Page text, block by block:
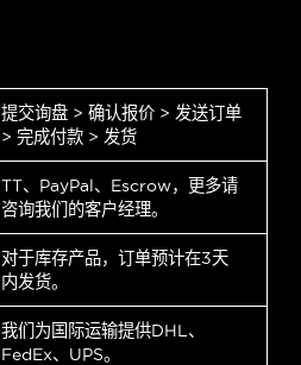
提交询盘 > 确认报价 > 发送订单
> 完成付款 > 发货
TT、PayPal、Escrow，更多请
咨询我们的客户经理。
对于库存产品，订单预计在3天
内发货。
我们为国际运输提供DHL、
FedEx、UPS。